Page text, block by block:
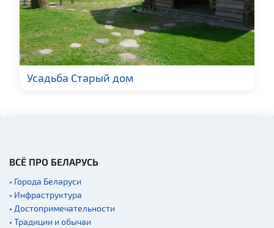
Усадьба Старый дом
ВСЁ ПРО БЕЛАРУСЬ
• Города Беларуси
• Инфраструктура
• Достопримечательности
• Традиции и обычаи